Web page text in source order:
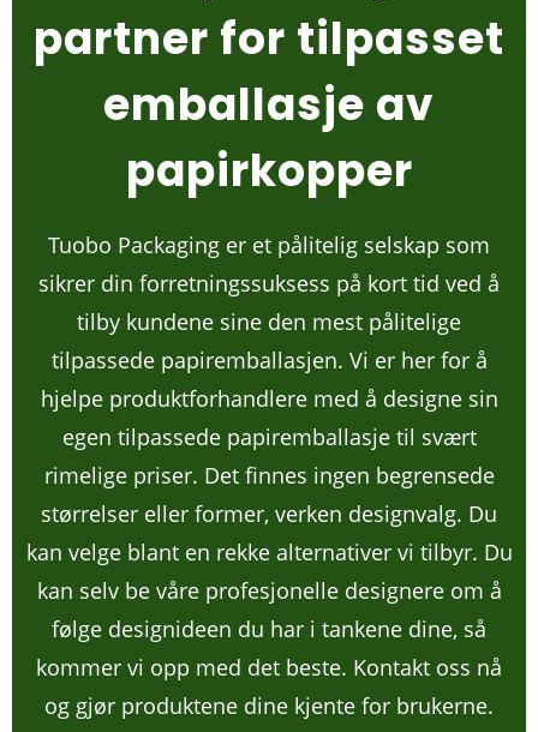
partner for tilpasset
emballasje av
papirkopper
Tuobo Packaging er et pålitelig selskap som
sikrer din forretningssuksess på kort tid ved å
tilby kundene sine den mest pålitelige
tilpassede papiremballasjen. Vi er her for å
hjelpe produktforhandlere med å designe sin
egen tilpassede papiremballasje til svært
rimelige priser. Det finnes ingen begrensede
størrelser eller former, verken designvalg. Du
kan velge blant en rekke alternativer vi tilbyr. Du
kan selv be våre profesjonelle designere om å
følge designideen du har i tankene dine, så
kommer vi opp med det beste. Kontakt oss nå
og gjør produktene dine kjente for brukerne.